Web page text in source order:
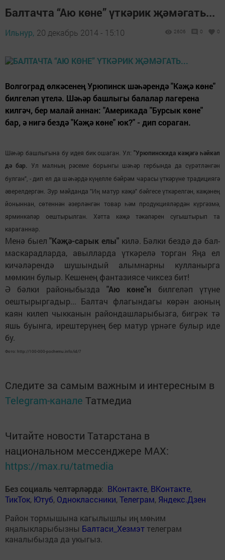
Балтачта “Аю көне” үткәрик җәмәгать...
Ильнур, 20 декабрь 2014 - 15:10 2606 0 0
Волгоград өлкәсенең Урюпинск шәһәрендә "Кәҗә көне"
билгеләп үтелә. Шәһәр башлыгы балалар лагерена
килгәч, бер малай аннан: "Америкада "Бурсык көне"
бар, ә нигә бездә "Кәҗә көне" юк?" - дип сораган.
Шәһәр башлыгына бу идея бик ошаган. Ул:"Урюпинскида кәҗәгә һәйкәл
дә бар.
Ул малның рәсеме борынгы шәһәр гербында да сүрәтләнгән
булган", - дип ел да шәһәрдә күңелле бәйрәм чарасы үткәрүне традициягә
әверелдергән. Зур мәйданда "Иң матур кәҗә" бәйгесе үткәрелгән, кәҗәнең
йоныннан, сөтеннән әзерләнгән товар һәм продукцияләрдән күргәзмә,
ярминкәләр оештырылган. Хәтта кәҗә тәкәләрен сугыштырып та
караганнар.
Менә быел"Кәҗә-сарык елы"килә. Бәлки бездә дә бал-
маскарадларда, авылларда үткәрелә торган Яңа ел
кичәләрендә шушындый алымнарны кулланырга
мөмкин булыр. Кешенең фантазиясе чиксез бит!
Ә бәлки районыбызда "Аю көне"н билгеләп үтүне
оештырыргадыр... Балтач флагындагы көрән аюның
каян килеп чыкканын райондашларыбызга, бигрәк тә
яшь буынга, ирештерүнең бер матур үрнәге булыр иде
бу.
Фото: http://100-000-pochemu.info/id/7
Следите за самым важным и интересным в
Telegram-канале Татмедиа
Читайте новости Татарстана в
национальном мессенджере MАХ:
https://max.ru/tatmedia
Без социаль челтәрләрдә: ВКонтакте, ВКонтакте,
ТикТок, Ютуб, Одноклассники,Телеграм, Яндекс.Дзен
Район тормышына кагылышлы иң мөһим
яңалыкларыбызны Балтаси_Хезмэт телеграм
каналыбызда да укыгыз.